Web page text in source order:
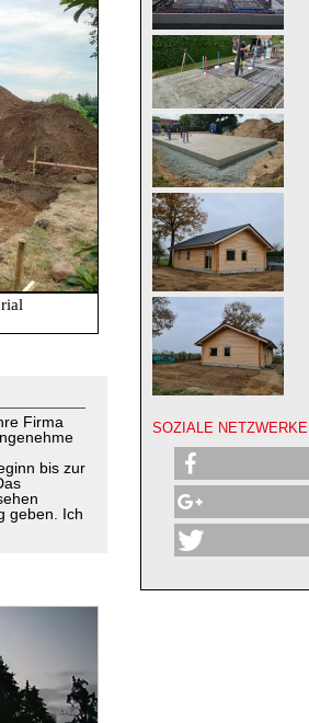
Firma
bis zur
geben. Ich
SOZIALE NETZWERKE